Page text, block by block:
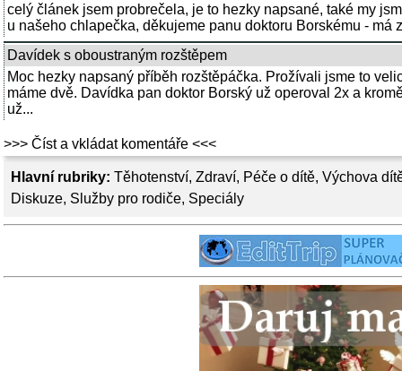
Hlavní rubriky: Těhotenství, Zdraví, Péče o dítě, Výchova
Diskuze, Služby pro rodiče, Speciály
celý článek jsem probrečela, je to hezky napsané, také my
u našeho chlapečka, děkujeme panu doktoru Borskému - má
Davídek s oboustraným rozštěpem
Moc hezky napsaný příběh rozštěpáčka. Prožívali jsme to
máme dvě. Davídka pan doktor Borský už operoval 2x a
už...
>>> Číst a vkládat komentáře <<<